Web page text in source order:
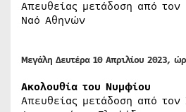
Απευθείας μετάδοση από τον
Ναό Αθηνών
Μεγάλη Δευτέρα 10 Απριλίου 2023,
Ακολουθία του Νυμφίου
Απευθείας μετάδοση από τον